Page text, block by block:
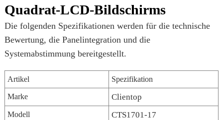
Quadrat-LCD-Bildschirms
Die folgenden Spezifikationen werden für die technische
Bewertung, die Panelintegration und die
Systemabstimmung bereitgestellt.
Artikel Spezifikation
Marke Clientop
Modell CTS1701-17